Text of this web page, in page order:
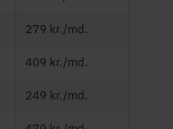
279 kr./md.
409 kr./md.
249 kr./md.